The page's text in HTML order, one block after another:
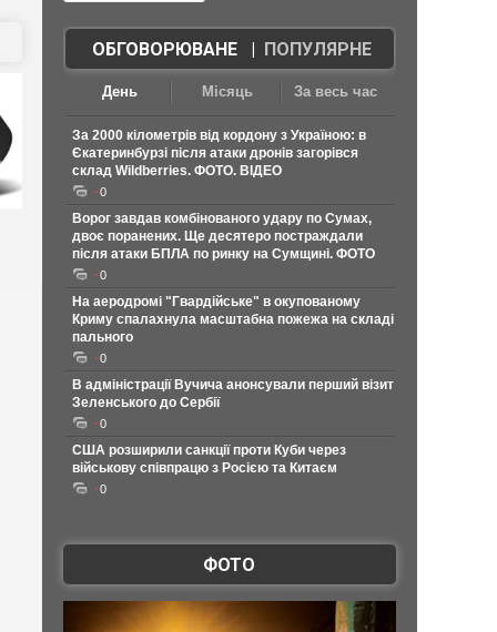
ОБГОВОРЮВАНЕ| ПОПУЛЯРНЕ
День Місяць За весь час
За 2000 кілометрів від кордону з Україною: в
Єкатеринбурзі після атаки дронів загорівся
склад Wildberries. ФОТО. ВІДЕО
0
Ворог завдав комбінованого удару по Сумах,
двоє поранених. Ще десятеро постраждали
після атаки БПЛА по ринку на Сумщині. ФОТО
0
На аеродромі "Гвардійське" в окупованому
Криму спалахнула масштабна пожежа на складі
пального
0
В адміністрації Вучича анонсували перший візит
Зеленського до Сербії
0
США розширили санкції проти Куби через
військову співпрацю з Росією та Китаєм
0
ФОТО